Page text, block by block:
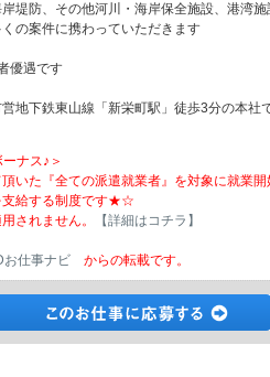
堤防、その他河川・海岸保全施設、港湾
の案件に携わっていただきます
優遇です
地下鉄東山線「新栄町駅」徒歩3分の本社
ナス♪＞
いた『全ての派遣就業者』を対象に就業開
支給する制度です★☆
されません。
【詳細はコチラ】
お仕事ナビ からの転載です。